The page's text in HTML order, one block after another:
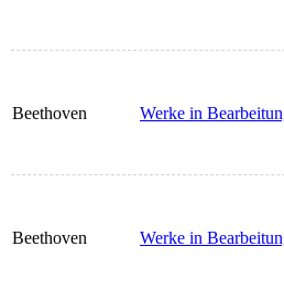
Beethoven Werke in
Beethoven Werke in